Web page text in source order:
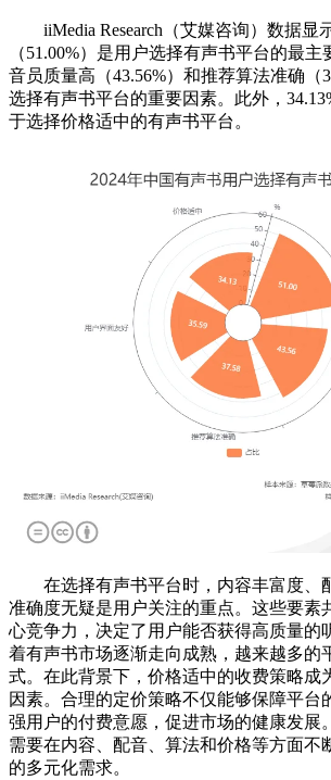
iiMedia Research（艾媒咨询）数据显
（51.00%）是用户选择有声书平台的最
音员质量高（43.56%）和推荐算法准确（
选择有声书平台的重要因素。此外，
于选择价格适中的有声书平台。
在选择有声书平台时，内容丰富度、
准确度无疑是用户关注的重点。这些要素
心竞争力，决定了用户能否获得高质量的
着有声书市场逐渐走向成熟，越来越多的
式。在此背景下，价格适中的收费策略成
因素。合理的定价策略不仅能够保障平台
强用户的付费意愿，促进市场的健康发展
需要在内容、配音、算法和价格等方面不
的多元化需求。